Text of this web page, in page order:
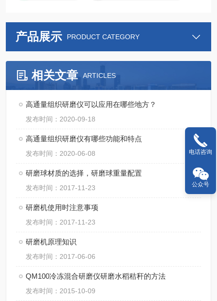
产品展示 PRODUCT CATEGORY
相关文章 ARTICLES
高通量组织研磨仪可以应用在哪些地方？
发布时间：2020-09-18
高通量组织研磨仪有哪些功能和特点
发布时间：2020-06-08
研磨球材质的选择，研磨球重量配置
发布时间：2017-11-23
研磨机使用时注意事项
发布时间：2017-11-23
研磨机原理知识
发布时间：2017-06-06
QM100冷冻混合研磨仪研磨水稻秸秆的方法
发布时间：2015-10-09
电话咨询
公众号